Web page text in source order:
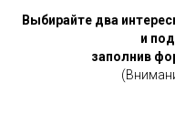
Выбирайте два
и
заполнив